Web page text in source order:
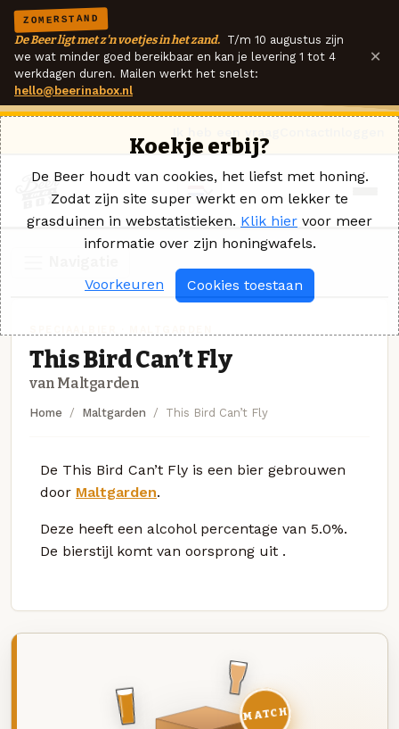
ZOMERSTAND
De Beer ligt met z'n voetjes in het zand. T/m 10 augustus zijn
we wat minder goed bereikbaar en kan je levering 1 tot 4
werkdagen duren. Mailen werkt het snelst:
hello@beerinabox.nl
×
This Bird Can’t Fly
van Maltgarden
Home Maltgarden This Bird Can’t Fly
De This Bird Can’t Fly is een bier gebrouwen
door Maltgarden.
Deze heeft een alcohol percentage van 5.0%.
De bierstijl komt van oorsprong uit .
MATCH
Koekje erbij?
De Beer houdt van cookies, het liefst met honing.
Zodat zijn site super werkt en om lekker te
grasduinen in webstatistieken. Klik hier voor meer
informatie over zijn honingwafels.
Voorkeuren Cookies toestaan